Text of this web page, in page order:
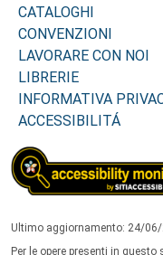
CATALOGHI
CONVENZIONI
LAVORARE CON NOI
LIBRERIE
INFORMATIVA
ACCESSIBILITÁ
Ultimo aggiornamento: 24/
Per le opere presenti in